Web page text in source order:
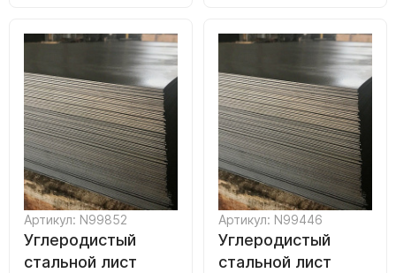
Артикул: N99852
Углеродистый
стальной лист
Артикул: N99446
Углеродистый
стальной лист